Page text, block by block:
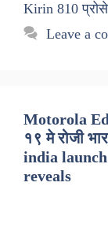
Kirin 810
Leave a
Motorola
१९ मे रोजी
india
reveals